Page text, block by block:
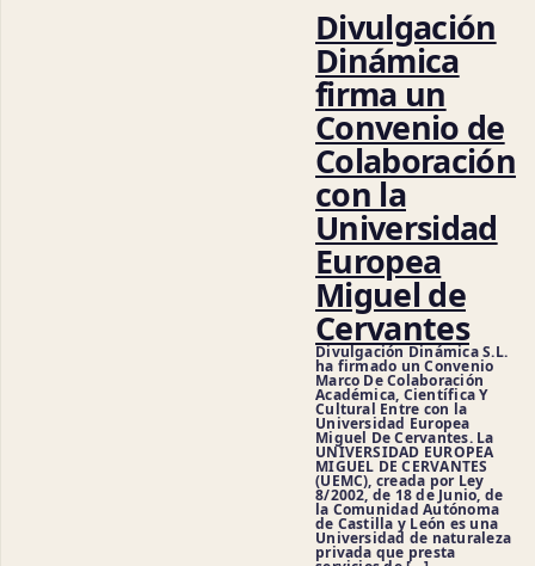
Divulgación
Dinámica
firma un
Convenio de
Colaboración
con la
Universidad
Europea
Miguel de
Cervantes
Divulgación Dinámica S.L.
ha firmado un Convenio
Marco De Colaboración
Académica, Científica Y
Cultural Entre con la
Universidad Europea
Miguel De Cervantes. La
UNIVERSIDAD EUROPEA
MIGUEL DE CERVANTES
(UEMC), creada por Ley
8/2002, de 18 de Junio, de
la Comunidad Autónoma
de Castilla y León es una
Universidad de naturaleza
privada que presta